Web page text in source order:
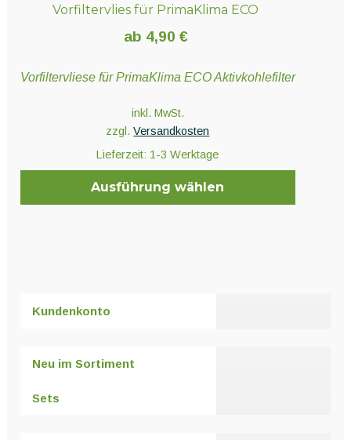
Vorfiltervlies für PrimaKlima ECO
ab 4,90 €
Vorfiltervliese für PrimaKlima ECO Aktivkohlefilter
inkl. MwSt.
zzgl.Versandkosten
Lieferzeit: 1-3 Werktage
Ausführung wählen
auf.
auf
Kundenkonto
Neu im Sortiment
Sets